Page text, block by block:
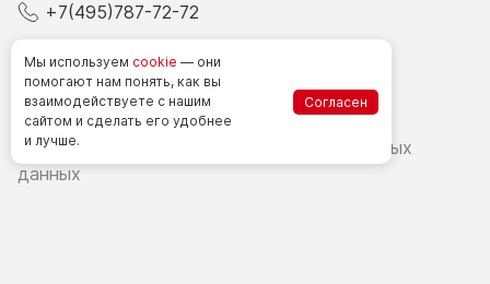
+7(495)787-72-72
Счетчики посетителей в РФ
Политика в области обработки персональных
данных
Мы используем cookie — они
помогают нам понять, как вы
взаимодействуете с нашим
сайтом и сделать его удобнее
и лучше.
Согласен